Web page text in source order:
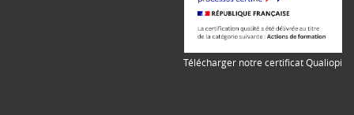
Télécharger notre certificat Qualiopi